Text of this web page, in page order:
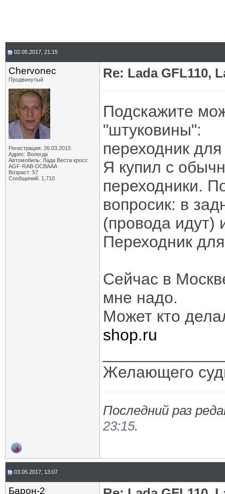
02.05.2017, 21:15
Chervonec
Продвинутый
Регистрация: 26.03.2015
Адрес: Вологда
Автомобиль: Лада Веста кросс
AGF-RAB-DCBAAA
Возраст: 57
Сообщений: 1,710
Re: Lada GFL110,
Подскажите
"штуковины":
переходник
Я купил с
переходники.
вопросик: в
(провода идут)
Переходник
Сейчас в
мне надо.
Может кто
shop.ru
Желающего
Последний раз
23:15.
03.05.2017, 13:07
Барон-2